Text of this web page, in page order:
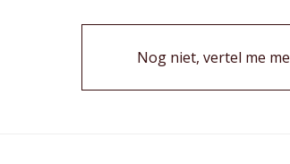
Nog niet, vertel me